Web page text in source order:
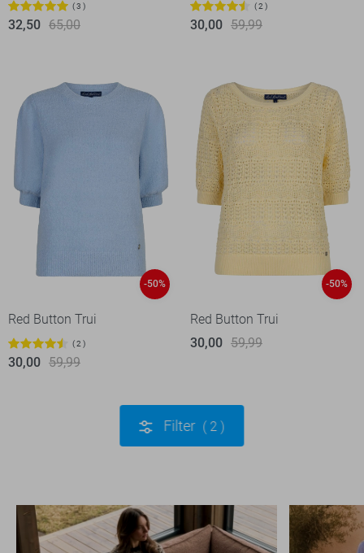
3
32,50 65,00
2
30,00 59,99
-50%
Red Button Trui
2
30,00 59,99
-50%
Red Button Trui
30,00 59,99
Filter 2